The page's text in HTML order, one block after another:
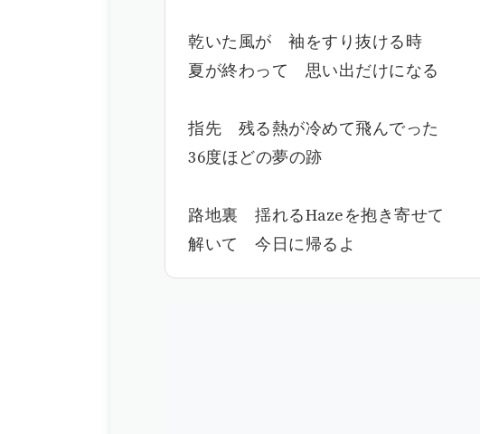
乾いた風が 袖をすり抜ける時
夏が終わって 思い出だけになる
指先 残る熱が冷めて飛んでった
36度ほどの夢の跡
路地裏 揺れるHazeを抱き寄せて
解いて 今日に帰るよ